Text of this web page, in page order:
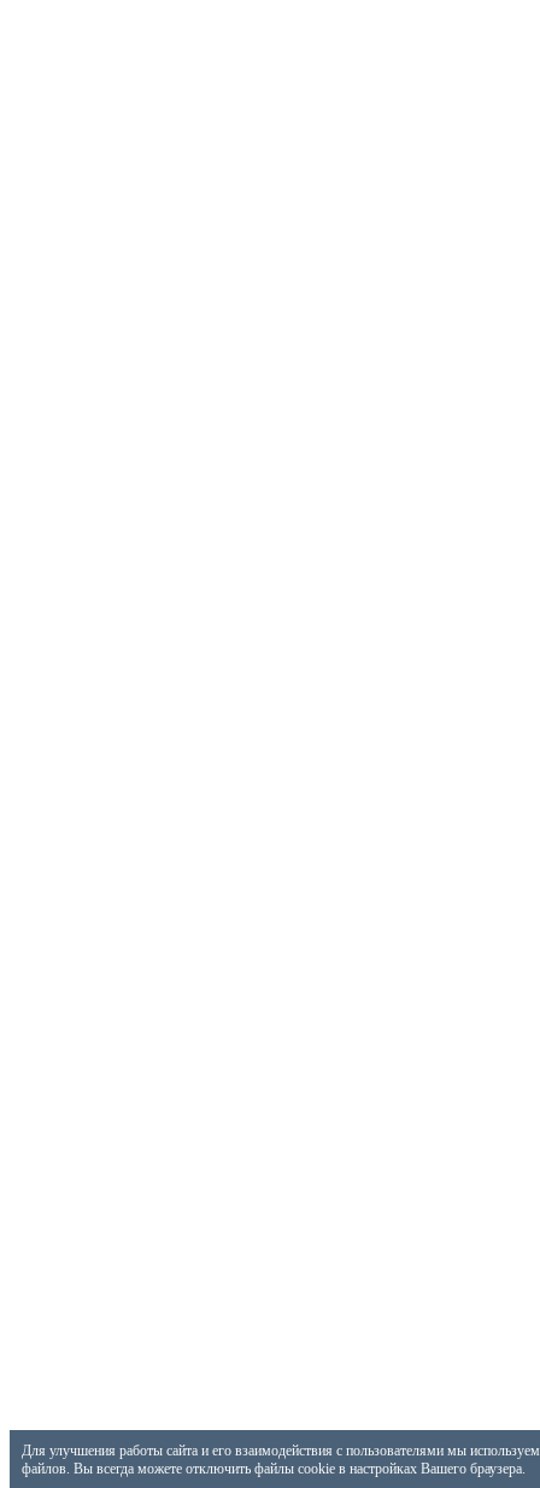
Для улучшения работы сайта и его взаимодействия с пользователями мы
файлов. Вы всегда можете отключить файлы cookie в настройках Вашего браузера.